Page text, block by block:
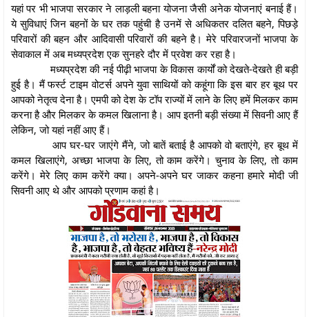
यहां पर भी भाजपा सरकार ने लाड़ली बहना योजना जैसी अनेक योजनाएं बनाई हैं।
ये सुविधाएं जिन बहनों के घर तक पहुंची है उनमें से अधिकतर दलित बहने, पिछड़े
परिवारों की बहन और आदिवासी परिवारों की बहने है। मेरे परिवारजनों भाजपा के
सेवाकाल में अब मध्यप्रदेश एक सुनहरे दौर में प्रवेश कर रहा है।
मध्यप्रदेश की नई पीढ़ी भाजपा के विकास कार्यों को देखते-देखते ही बड़ी
हुई है। मैं फर्स्ट टाइम वोटर्स अपने युवा साथियों को कहूंगा कि इस बार हर बूथ पर
आपको नेतृत्व देना है। एमपी को देश के टॉप राज्यों में लाने के लिए हमें मिलकर काम
करना है और मिलकर के कमल खिलाना है। आप इतनी बड़ी संख्या में सिवनी आए हैं
लेकिन, जो यहां नहीं आए हैं।
आप घर-घर जाएंगे मैंने, जो बातें बताई है आपको वो बताएंगे, हर बूथ में
कमल खिलाएंगे, अच्छा भाजपा के लिए, तो काम करेंगे। चुनाव के लिए, तो काम
करेंगे। मेरे लिए काम करेंगे क्या। अपने-अपने घर जाकर कहना हमारे मोदी जी
सिवनी आए थे और आपको प्रणाम कहां है।